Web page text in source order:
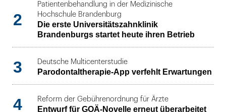
2
Patientenbehandlung in der Medizinische
Hochschule Brandenburg
Die erste Universitätszahnklinik
Brandenburgs startet heute ihren Betrieb
3 Deutsche Multicenterstudie
Parodontaltherapie-App verfehlt Erwartungen
4 Reform der Gebührenordnung für Ärzte
Entwurf für GOÄ-Novelle erneut überarbeitet